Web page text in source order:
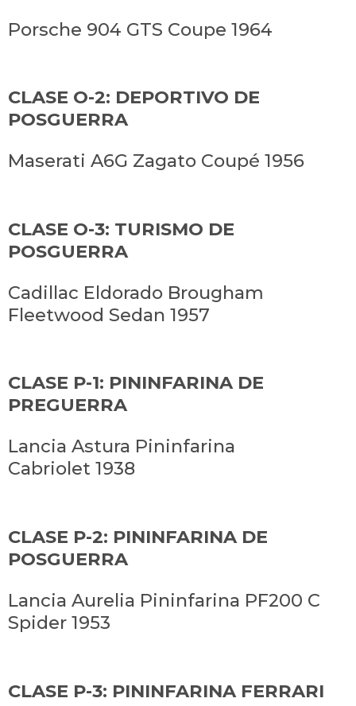
Porsche 904 GTS Coupe 1964
CLASE O-2: DEPORTIVO DE
POSGUERRA
Maserati A6G Zagato Coupé 1956
CLASE O-3: TURISMO DE
POSGUERRA
Cadillac Eldorado Brougham
Fleetwood Sedan 1957
CLASE P-1: PININFARINA DE
PREGUERRA
Lancia Astura Pininfarina
Cabriolet 1938
CLASE P-2: PININFARINA DE
POSGUERRA
Lancia Aurelia Pininfarina PF200 C
Spider 1953
CLASE P-3: PININFARINA FERRARI